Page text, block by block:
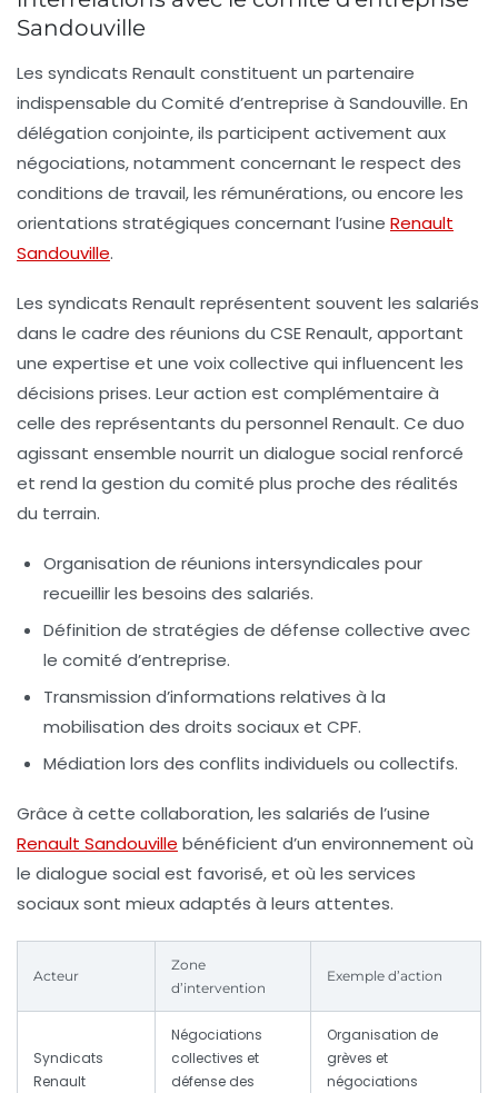
Sandouville
Les syndicats Renault constituent un partenaire
indispensable du Comité d’entreprise à Sandouville. En
délégation conjointe, ils participent activement aux
négociations, notamment concernant le respect des
conditions de travail, les rémunérations, ou encore les
orientations stratégiques concernant l’usine Renault
Sandouville.
Les syndicats Renault représentent souvent les salariés
dans le cadre des réunions du CSE Renault, apportant
une expertise et une voix collective qui influencent les
décisions prises. Leur action est complémentaire à
celle des représentants du personnel Renault. Ce duo
agissant ensemble nourrit un dialogue social renforcé
et rend la gestion du comité plus proche des réalités
du terrain.
Organisation de réunions intersyndicales pour
recueillir les besoins des salariés.
Définition de stratégies de défense collective avec
le comité d’entreprise.
Transmission d’informations relatives à la
mobilisation des droits sociaux et CPF.
Médiation lors des conflits individuels ou collectifs.
Grâce à cette collaboration, les salariés de l’usine
Renault Sandouville bénéficient d’un environnement où
le dialogue social est favorisé, et où les services
sociauxsont mieux adaptés à leurs attentes.
Acteur
Zone
d’intervention
Exemple d’action
Syndicats
Renault
Négociations
collectives et
défense des
Organisation de
grèves et
négociations